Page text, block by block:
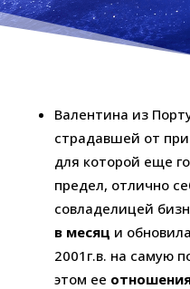
Валентина из
страдавшей от
для которой еще
предел, отлично
совладелицей
в месяц и
2001г.в. на самую
этом ее